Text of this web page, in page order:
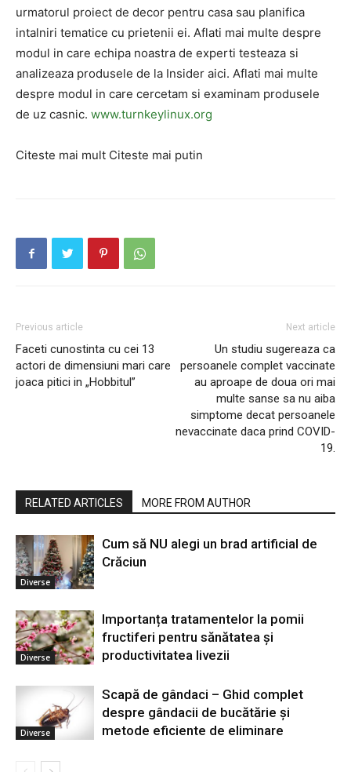
urmatorul proiect de decor pentru casa sau planifica
intalniri tematice cu prietenii ei. Aflati mai multe despre
modul in care echipa noastra de experti testeaza si
analizeaza produsele de la Insider aici. Aflati mai multe
despre modul in care cercetam si examinam produsele
de uz casnic. www.turnkeylinux.org
Citeste mai mult Citeste mai putin
Previous article
Faceti cunostinta cu cei 13
actori de dimensiuni mari care
joaca pitici in „Hobbitul”
Next article
Un studiu sugereaza ca
persoanele complet vaccinate
au aproape de doua ori mai
multe sanse sa nu aiba
simptome decat persoanele
nevaccinate daca prind COVID-
19.
RELATED ARTICLES MORE FROM AUTHOR
Diverse
Cum să NU alegi un brad artificial de
Crăciun
Diverse
Importanța tratamentelor la pomii
fructiferi pentru sănătatea și
productivitatea livezii
Diverse
Scapă de gândaci – Ghid complet
despre gândacii de bucătărie și
metode eficiente de eliminare